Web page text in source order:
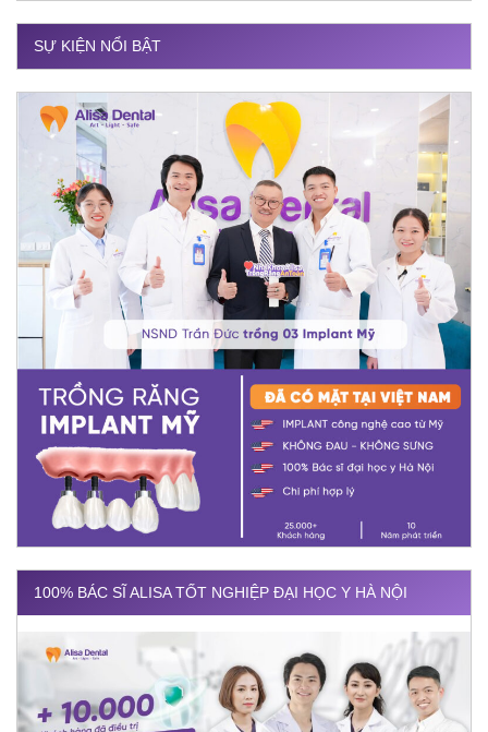
SỰ KIỆN NỔI BẬT
100% BÁC SĨ ALISA TỐT NGHIỆP ĐẠI HỌC Y HÀ NỘI